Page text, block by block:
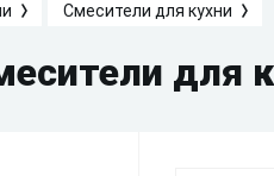
Смесители для кухни
для